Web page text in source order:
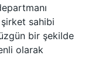
şirket sahibi
bir şekilde
olarak